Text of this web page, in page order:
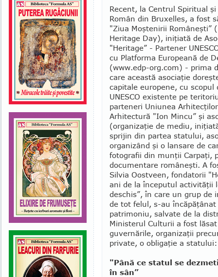
Recent, la Centrul Spiritual
Român din Bruxelles, a fost
"Ziua Moş­te­­nirii Româneşti”
Heritage Day), iniţiată de
"Heritage” - Partener
cu Platforma Europeană de
(www.edp-org.com) - prima
care această asociaţie
capitale europene, cu
UNESCO exis­tente pe
parteneri Uniunea
Arhitectură "Ion Mincu” şi
(organizaţie de mediu,
sprijin din partea statului,
orga­nizând şi o lansare de
fotografii din munţii Carpaţi,
documentare româneşti. A
Silvia Oostveen, fondatorii
ani de la începutul activităţii
deschis”, în care un grup de
de tot felul, s-au
patrimoniu, salvate de la
Ministerul Culturii a fost
guvernările, organi­zaţii
private, o obligaţie a
"Până ce statul se
în sân”